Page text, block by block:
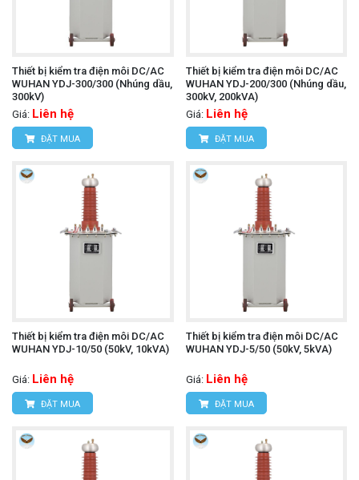
Thiết bị kiểm tra điện môi DC/AC
WUHAN YDJ-300/300 (Nhúng dầu,
300kV)
Giá: Liên hệ
ĐẶT MUA
Thiết bị kiểm tra điện môi DC/AC
WUHAN YDJ-200/300 (Nhúng dầu,
300kV, 200kVA)
Giá: Liên hệ
ĐẶT MUA
Thiết bị kiểm tra điện môi DC/AC
WUHAN YDJ-10/50 (50kV, 10kVA)
Giá: Liên hệ
ĐẶT MUA
Thiết bị kiểm tra điện môi DC/AC
WUHAN YDJ-5/50 (50kV, 5kVA)
Giá: Liên hệ
ĐẶT MUA